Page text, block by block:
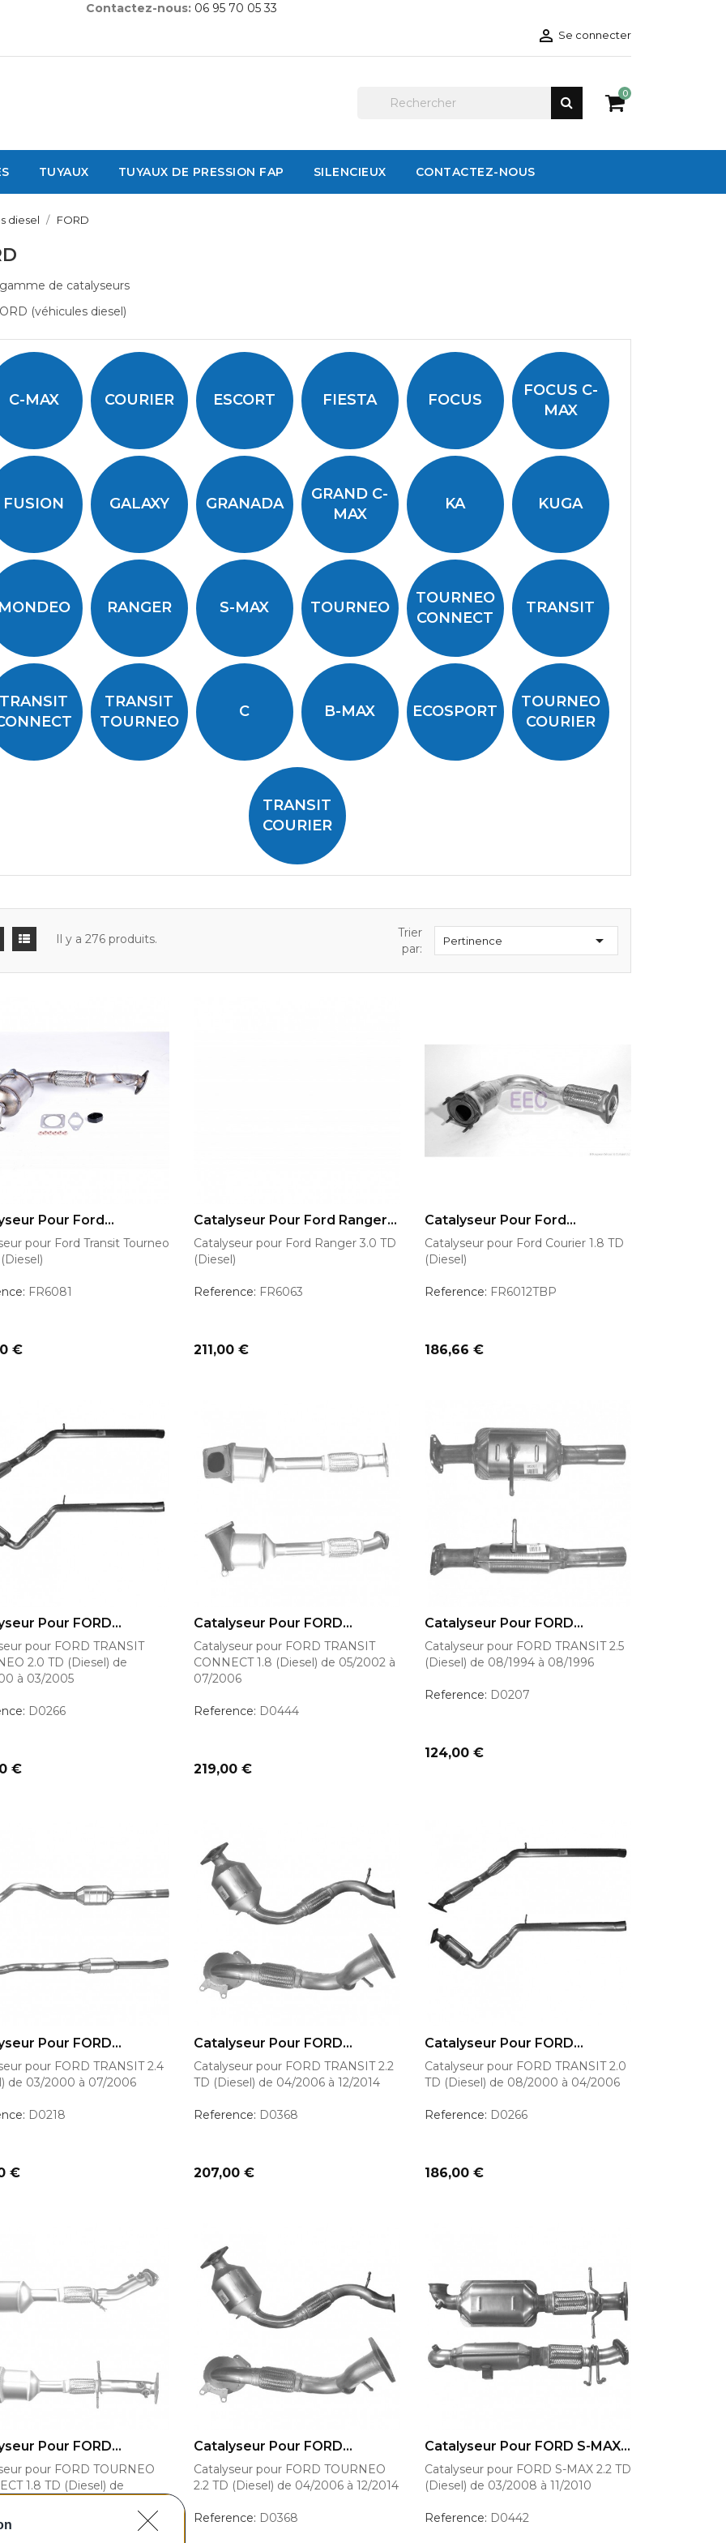
Contactez-nous: 06 95 70 05 33
 Se connecter
0
TUYAUX TUYAUX DE PRESSION FAP SILENCIEUX CONTACTEZ-NOUS
diesel FORD
de catalyseurs
(véhicules diesel)
C-MAX COURIER ESCORT FIESTA FOCUS
FOCUS C-
MAX
FUSION GALAXY GRANADA
GRAND C-
MAX
KA KUGA
MONDEO RANGER S-MAX TOURNEO
TOURNEO
CONNECT
TRANSIT
TRANSIT
TRANSIT
TOURNEO
C B-MAX ECOSPORT
TOURNEO
COURIER
TRANSIT
COURIER
Il y a 276 produits.
Trier
par:
Pertinence 
Pour Ford...
pour Ford Transit Tourneo
FR6081
€
Catalyseur Pour Ford Ranger...
Catalyseur pour Ford Ranger 3.0 TD
(Diesel)
Reference: FR6063
Prix
211,00 €
Catalyseur Pour Ford...
Catalyseur pour Ford Courier 1.8 TD
(Diesel)
Reference: FR6012TBP
Prix
186,66 €
Pour FORD...
pour FORD TRANSIT
2.0 TD (Diesel) de
à 03/2005
D0266
€
Catalyseur Pour FORD...
Catalyseur pour FORD TRANSIT
CONNECT 1.8 (Diesel) de 05/2002 à
07/2006
Reference: D0444
Prix
219,00 €
Catalyseur Pour FORD...
Catalyseur pour FORD TRANSIT 2.5
(Diesel) de 08/1994 à 08/1996
Reference: D0207
Prix
124,00 €
Pour FORD...
pour FORD TRANSIT 2.4
de 03/2000 à 07/2006
D0218
€
Catalyseur Pour FORD...
Catalyseur pour FORD TRANSIT 2.2
TD (Diesel) de 04/2006 à 12/2014
Reference: D0368
Prix
207,00 €
Catalyseur Pour FORD...
Catalyseur pour FORD TRANSIT 2.0
TD (Diesel) de 08/2000 à 04/2006
Reference: D0266
Prix
186,00 €
Pour FORD...
pour FORD TOURNEO
1.8 TD (Diesel) de
Catalyseur Pour FORD...
Catalyseur pour FORD TOURNEO
2.2 TD (Diesel) de 04/2006 à 12/2014
Reference: D0368
Catalyseur Pour FORD S-MAX...
Catalyseur pour FORD S-MAX 2.2 TD
(Diesel) de 03/2008 à 11/2010
Reference: D0442